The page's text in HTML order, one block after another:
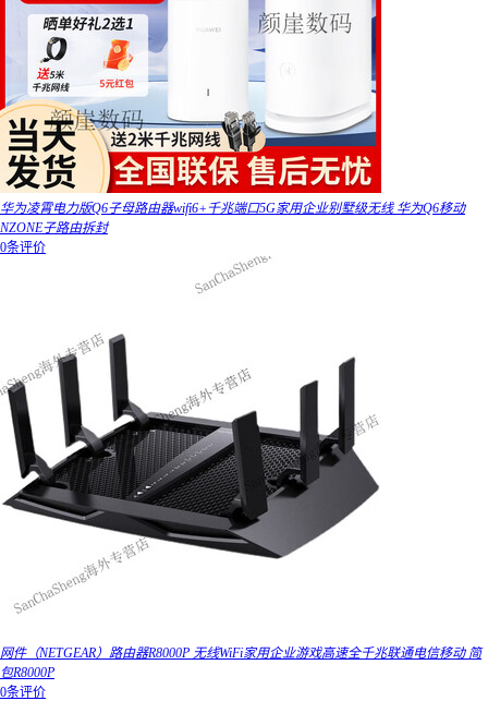
华为凌霄电力版Q6子母路由器wifi6+千兆端口5G家用企业别墅级无线 华为Q6移动
NZONE子路由拆封
0条评价
网件（NETGEAR）路由器R8000P 无线WiFi家用企业游戏高速全千兆联通电信移动 简
包R8000P
0条评价